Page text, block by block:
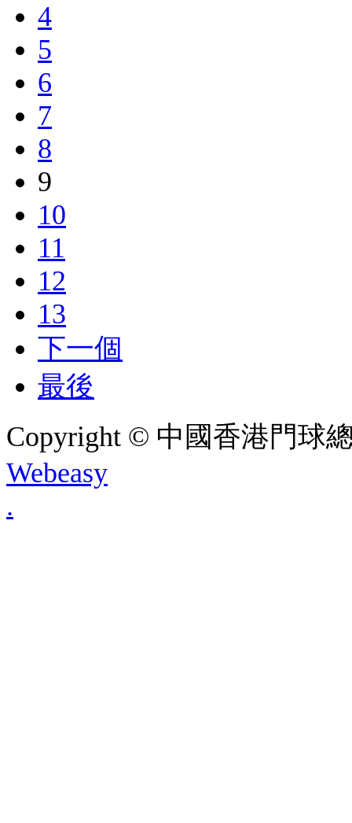
4
5
6
7
8
9
10
11
12
13
下一個
最後
Copyright © 中國香港門球
Webeasy
.